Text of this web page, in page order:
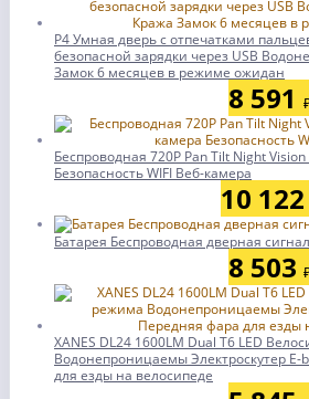
P4 Умная дверь с отпечатками
безопасной зарядки через USB
Замок 6 месяцев в режиме ожидан
8 591
Беспроводная 720P Pan Tilt Night
Безопасность WIFI Веб-камера
10 122
Батарея Беспроводная дверная
8 503
XANES DL24 1600LM Dual T6 LED
Водонепроницаемы Электроскутер
для езды на велосипеде